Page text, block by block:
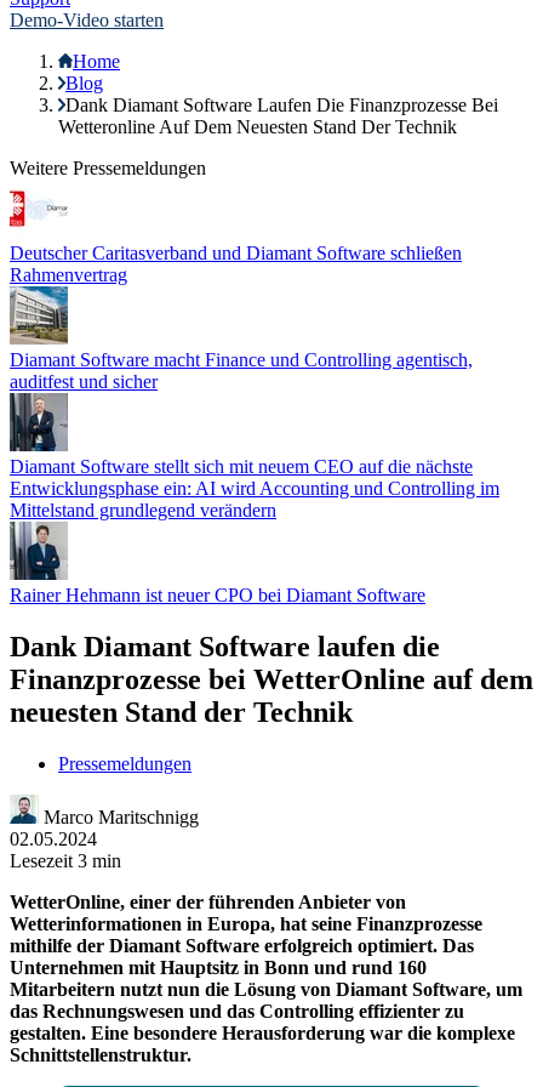
Demo-Video starten
Home
Blog
Dank Diamant Software Laufen Die Finanzprozesse Bei
Wetteronline Auf Dem Neuesten Stand Der Technik
Weitere Pressemeldungen
Deutscher Caritasverband und Diamant Software schließen
Rahmenvertrag
Diamant Software macht Finance und Controlling agentisch,
auditfest und sicher
Diamant Software stellt sich mit neuem CEO auf die nächste
Entwicklungsphase ein: AI wird Accounting und Controlling im
Mittelstand grundlegend verändern
Rainer Hehmann ist neuer CPO bei Diamant Software
Dank Diamant Software laufen die
Finanzprozesse bei WetterOnline auf dem
neuesten Stand der Technik
Pressemeldungen
Marco Maritschnigg
02.05.2024
Lesezeit 3 min
WetterOnline, einer der führenden Anbieter von
Wetterinformationen in Europa, hat seine Finanzprozesse
mithilfe der Diamant Software erfolgreich optimiert. Das
Unternehmen mit Hauptsitz in Bonn und rund 160
Mitarbeitern nutzt nun die Lösung von Diamant Software, um
das Rechnungswesen und das Controlling effizienter zu
gestalten. Eine besondere Herausforderung war die komplexe
Schnittstellenstruktur.